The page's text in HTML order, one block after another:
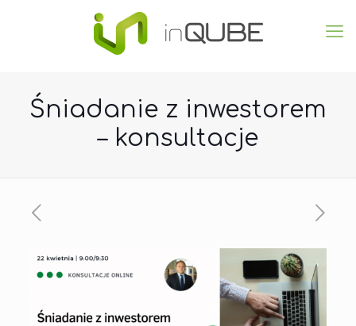
Śniadanie z inwestorem
– konsultacje